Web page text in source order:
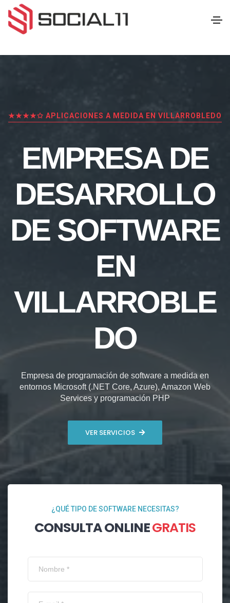
★★★★✩ APLICACIONES A MEDIDA EN VILLARROBLEDO
EMPRESA DE
DESARROLLO
DE SOFTWARE
EN
VILLARROBLE
DO
Empresa de programación de software a medida en
entornos Microsoft (.NET Core, Azure), Amazon Web
Services y programación PHP
VER SERVICIOS
¿QUÉ TIPO DE SOFTWARE NECESITAS?
CONSULTA ONLINEGRATIS